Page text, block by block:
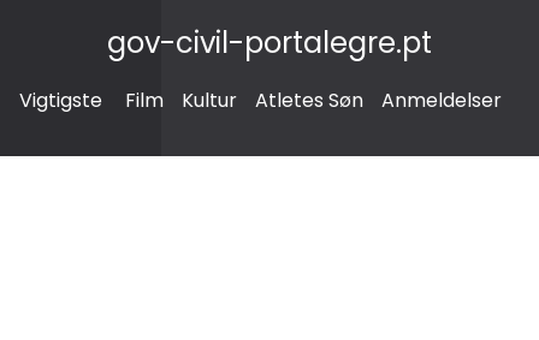
gov-civil-portalegre.pt
Vigtigste Film Kultur Atletes Søn Anmeldelser